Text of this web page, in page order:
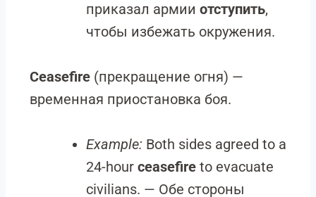
приказал армии отступить,
чтобы избежать окружения.
Ceasefire (прекращение огня) —
временная приостановка боя.
Example: Both sides agreed to a
24-hour ceasefire to evacuate
civilians. — Обе стороны